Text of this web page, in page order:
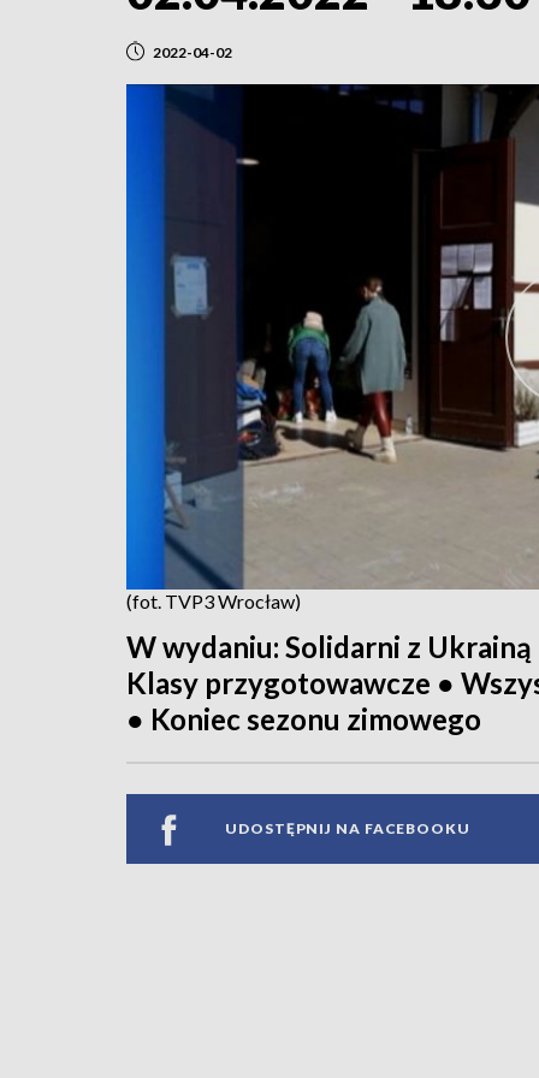
2022-04-02
(fot. TVP3 Wrocław)
W wydaniu: Solidarni z
Klasy przygotowawcze ●
● Koniec sezonu zimowego
UDOSTĘPNIJ NA FACEBOOKU